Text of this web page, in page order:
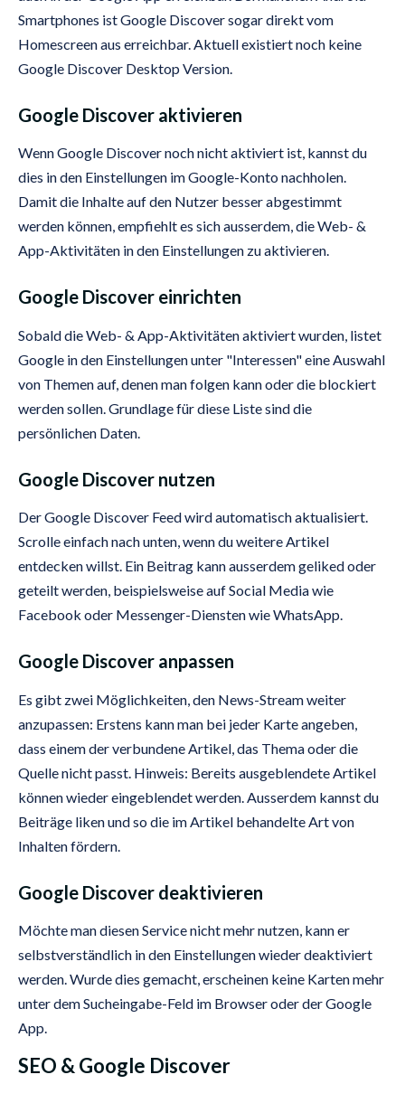
Smartphones ist Google Discover sogar direkt vom
Homescreen aus erreichbar. Aktuell existiert noch keine
Google Discover Desktop Version.
Google Discover aktivieren
Wenn Google Discover noch nicht aktiviert ist, kannst du
dies in den Einstellungen im Google-Konto nachholen.
Damit die Inhalte auf den Nutzer besser abgestimmt
werden können, empfiehlt es sich ausserdem, die Web- &
App-Aktivitäten in den Einstellungen zu aktivieren.
Google Discover einrichten
Sobald die Web- & App-Aktivitäten aktiviert wurden, listet
Google in den Einstellungen unter "Interessen" eine Auswahl
von Themen auf, denen man folgen kann oder die blockiert
werden sollen. Grundlage für diese Liste sind die
persönlichen Daten.
Google Discover nutzen
Der Google Discover Feed wird automatisch aktualisiert.
Scrolle einfach nach unten, wenn du weitere Artikel
entdecken willst. Ein Beitrag kann ausserdem geliked oder
geteilt werden, beispielsweise auf Social Media wie
Facebook oder Messenger-Diensten wie WhatsApp.
Google Discover anpassen
Es gibt zwei Möglichkeiten, den News-Stream weiter
anzupassen: Erstens kann man bei jeder Karte angeben,
dass einem der verbundene Artikel, das Thema oder die
Quelle nicht passt. Hinweis: Bereits ausgeblendete Artikel
können wieder eingeblendet werden. Ausserdem kannst du
Beiträge liken und so die im Artikel behandelte Art von
Inhalten fördern.
Google Discover deaktivieren
Möchte man diesen Service nicht mehr nutzen, kann er
selbstverständlich in den Einstellungen wieder deaktiviert
werden. Wurde dies gemacht, erscheinen keine Karten mehr
unter dem Sucheingabe-Feld im Browser oder der Google
App.
SEO & Google Discover